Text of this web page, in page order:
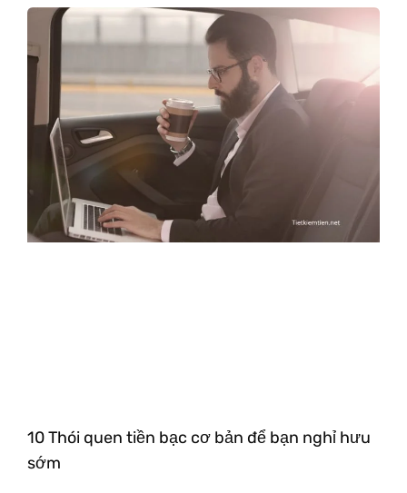
10 Thói quen tiền bạc cơ bản để bạn nghỉ hưu
sớm